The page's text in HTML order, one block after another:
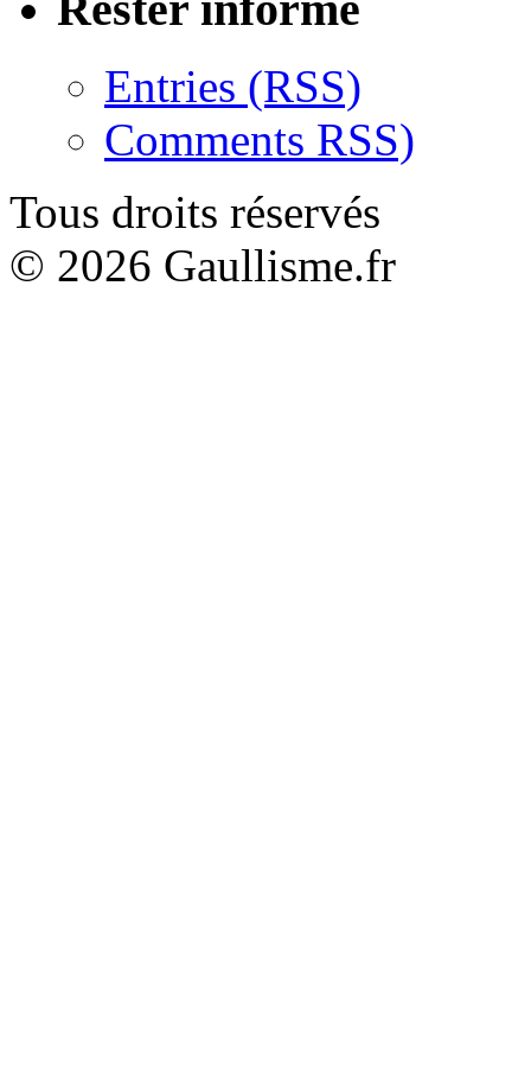
Entries (RSS)
Comments RSS)
Tous droits réservés
© 2026 Gaullisme.fr